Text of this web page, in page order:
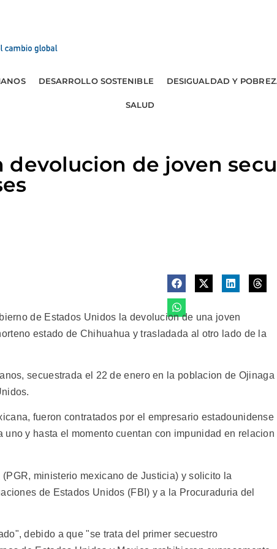
DESARROLLO SOSTENIBLE DESIGUALDAD Y
SALUD
devolucion de joven
de Estados Unidos la devolucion de una joven
estado de Chihuahua y trasladada al otro lado de la
secuestrada el 22 de enero en la poblacion de Ojinaga
fueron contratados por el empresario estadounidense
y hasta el momento cuentan con impunidad en relacion
ministerio mexicano de Justicia) y solicito la
de Estados Unidos (FBI) y a la Procuraduria del
debido a que "se trata del primer secuestro